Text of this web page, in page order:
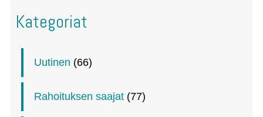
Kategoriat
Uutinen (66)
Rahoituksen saajat (77)